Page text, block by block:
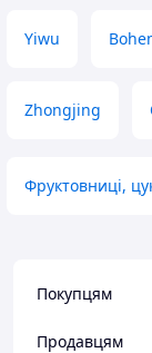
Yiwu
Zhongjing
Фруктовниці,
Покупцям
Продавцям